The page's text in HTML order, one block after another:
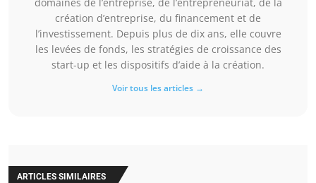
création d’entreprise, du financement et de
l’investissement. Depuis plus de dix ans, elle couvre
les levées de fonds, les stratégies de croissance des
start-up et les dispositifs d’aide à la création.
Voir tous les articles →
ARTICLES SIMILAIRES